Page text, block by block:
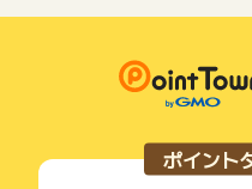
・注文がキャンセルあるい
・ウイルスバスター クラウ
ウイルスバスター トータル
得無効」となる可能性があり
・同一端末や同一世帯で、
い物を複数回ご利用された場合
て一度でも同サービス・お
ご利用前には、Cookieの削
商品の交換や一部でもキャ
になる可能性もございます。
各サービス・お買い物の獲
れた時点の条件が適用され
条件を達成しているかどう
ポイント